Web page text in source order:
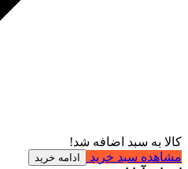
کالا به سبد اضافه شد!
مشاهده سبد خرید
ادامه خرید